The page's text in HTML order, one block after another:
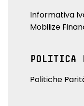
Informativa
Mobilize
POLITICA
Politiche